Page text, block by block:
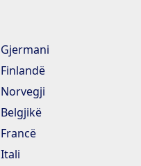
Gjermani
Finlandë
Norvegji
Belgjikë
Francë
Itali